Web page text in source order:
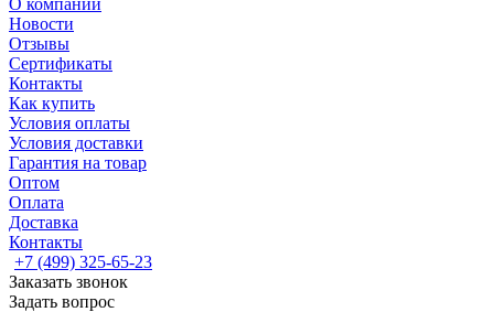
О компании
Новости
Отзывы
Сертификаты
Контакты
Как купить
Условия оплаты
Условия доставки
Гарантия на товар
Оптом
Оплата
Доставка
Контакты
+7 (499) 325-65-23
Заказать звонок
Задать вопрос